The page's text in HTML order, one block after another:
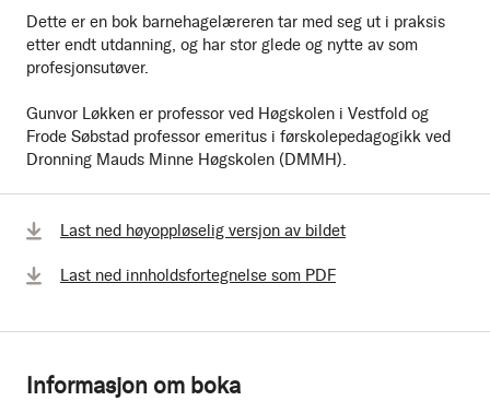
Dette er en bok barnehagelæreren tar med seg ut i praksis
etter endt utdanning, og har stor glede og nytte av som
profesjonsutøver.
Gunvor Løkken er professor ved Høgskolen i Vestfold og
Frode Søbstad professor emeritus i førskolepedagogikk ved
Dronning Mauds Minne Høgskolen (DMMH).
Last ned høyoppløselig versjon av bildet
Last ned innholdsfortegnelse som PDF
Informasjon om boka